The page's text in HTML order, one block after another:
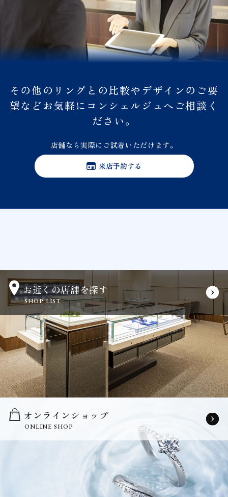
その他のリングとの比較やデザインのご要
望などお気軽にコンシェルジュへご相談く
ださい。
店舗なら実際にご試着いただけます。
来店予約する
お近くの店舗を探す
SHOP LIST
オンラインショップ
ONLINE SHOP